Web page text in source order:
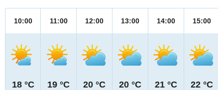
10:00
18 °C
11:00
19 °C
12:00
20 °C
13:00
20 °C
14:00
21 °C
15:00
22 °C